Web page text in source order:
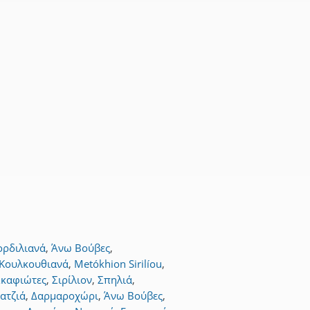
, Άνω Βούβες,
, Metókhion Sirilíou,
, Σιρίλιον, Σπηλιά,
, Δαρμαροχώρι, Άνω Βούβες,